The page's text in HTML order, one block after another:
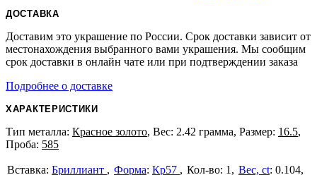
ДОСТАВКА
Доставим это украшение по России. Срок доставки зависит от
местонахождения выбранного вами украшения. Мы сообщим
срок доставки в онлайн чате или при подтверждении заказа
Подробнее о доставке
ХАРАКТЕРИСТИКИ
Тип металла: Красное золото, Вес: 2.42 грамма, Размер: 16.5,
Проба: 585
Бриллиант Форма: Кр57 1 Вес, ct: 0.104